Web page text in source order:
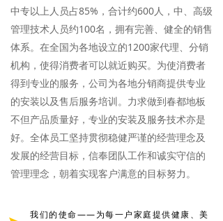
中专以上人员占85%，合计约600人，中、高级
管理技术人员约100名，拥有完善、健全的销售
体系。在全国为各地设立的1200家代理、分销
机构，使得消费者可以就近购买。为使消费者
得到专业的服务，公司为各地分销商提供专业
的安装以及售后服务培训。力求做到春都地板
不但产品质量好，专业的安装及服务技术亦是
好。全体员工坚持贯彻稳健严谨的经营理念及
发展的经营目标，信奉团队工作和诚实守信的
管理理念，朝着实现客户满意的目标努力。
我们的使命——为每一户家庭提供健康、美